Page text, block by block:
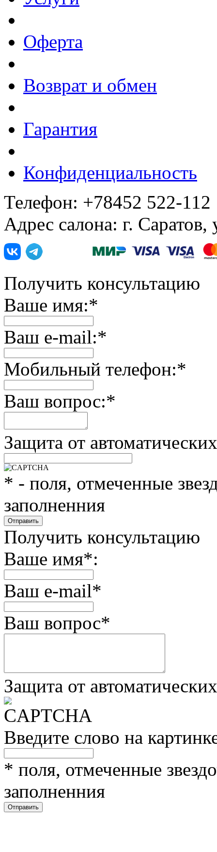
Оферта
Возврат и обмен
Гарантия
Конфиденциальность
Телефон: +78452 522-112
Адрес салона: г. Саратов,
Получить консультацию
Ваше имя:*
Ваш e-mail:*
Мобильный телефон:*
Ваш вопрос:*
Защита от
* - поля, отмеченные
заполненния
Получить консультацию
Ваше имя*:
Ваш e-mail*
Ваш вопрос*
Защита от
Введите слово на
* поля, отмеченные
заполненния